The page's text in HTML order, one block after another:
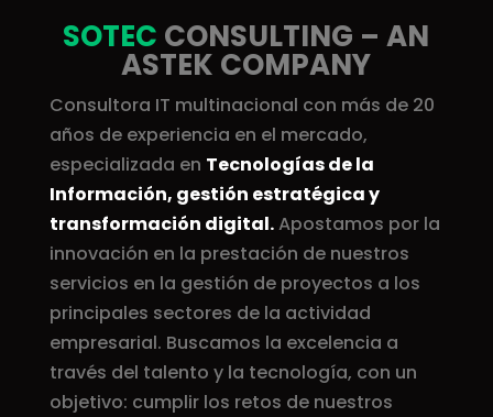
SOTEC CONSULTING –AN
ASTEK COMPANY
Consultora IT multinacional con más de 20
años de experiencia en el mercado,
especializada en Tecnologías de la
Información, gestión estratégica y
transformación digital.Apostamos por la
innovación en la prestación de nuestros
servicios en la gestión de proyectos a los
principales sectores de la actividad
empresarial. Buscamos la excelencia a
través del talento y la tecnología, con un
objetivo: cumplir los retos de nuestros